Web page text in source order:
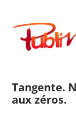
contenu
Publimath
Tangente.
aux zéros.